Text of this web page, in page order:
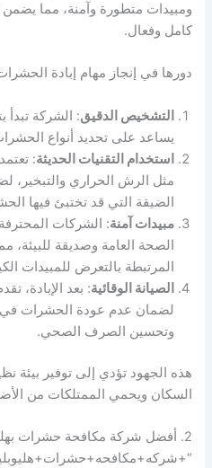
ومبيدات متطورة وآمنة، مما
كامل وفعال.
دورها في إنجاز مهام إبادة
التشخيص الدقيق: الشركة تبدأ
يساعد على تحديد أنواع
استخدام التقنيات الحديثة:
مثل الرش الحراري والتبخير،
الضيقة التي قد تختبئ فيها
مبيدات آمنة: الشركات
الصحة العامة وصديقة للبيئة،
المرتبطة بالتعرض للمبيدات
الصيانة الوقائية: بعد الإبادة،
لضمان عدم عودة الحشرات في
وتحسين الصرف الصحي.
هذه الجهود تؤدي إلى توفير بيئة
السكان ويحمي الممتلكات من
2. أفضل شركة مكافحة حشرات